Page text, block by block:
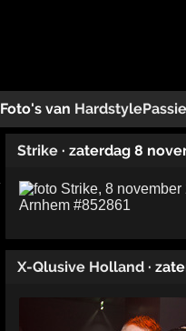
Foto's van HardstylePassie
Strike · zaterdag 8
X-Qlusive Holland ·